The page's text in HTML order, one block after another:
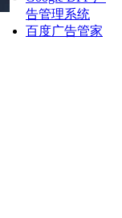
告管理系统
百度广告管家